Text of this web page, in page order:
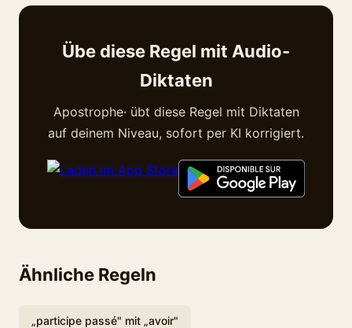
Übe diese Regel mit Audio-
Diktaten
Apostrophe· übt diese Regel mit Diktaten
auf deinem Niveau, sofort per KI korrigiert.
Ähnliche Regeln
„participe passé" mit „avoir"